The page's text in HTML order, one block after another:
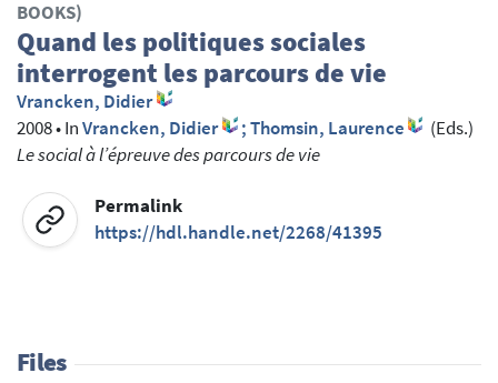
BOOKS)
Quand les politiques sociales
interrogent les parcours de vie
Vrancken, Didier
2008•InVrancken, Didier ; Thomsin, Laurence
(Eds.)
Le social à l’épreuve des parcours de vie
Permalink
https://hdl.handle.net/2268/41395
Files